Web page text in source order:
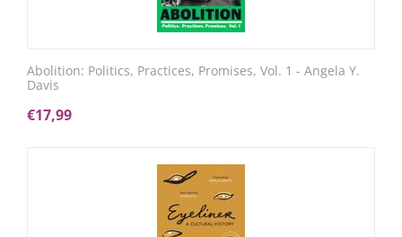
Abolition: Politics, Practices, Promises, Vol. 1 - Angela Y.
Davis
€17,99